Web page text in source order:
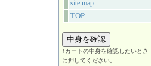
site map
TOP
↑カートの中身を確認したいとき
に押してください。